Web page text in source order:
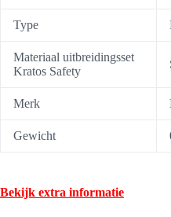
Type
Materiaal uitbreidingsset
Kratos Safety
Merk
Gewicht
Bekijk extra informatie